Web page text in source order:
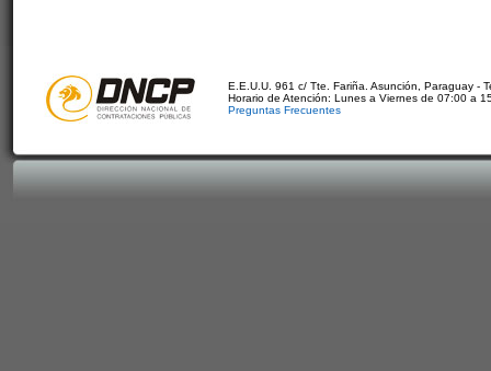
E.E.U.U. 961 c/ Tte. Fariña. Asunción, Paraguay -
Horario de Atención: Lunes a Viernes de 07:00 a
Preguntas Frecuentes